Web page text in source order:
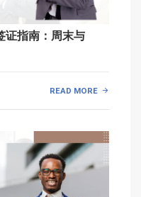
指南：周末与
READ MORE